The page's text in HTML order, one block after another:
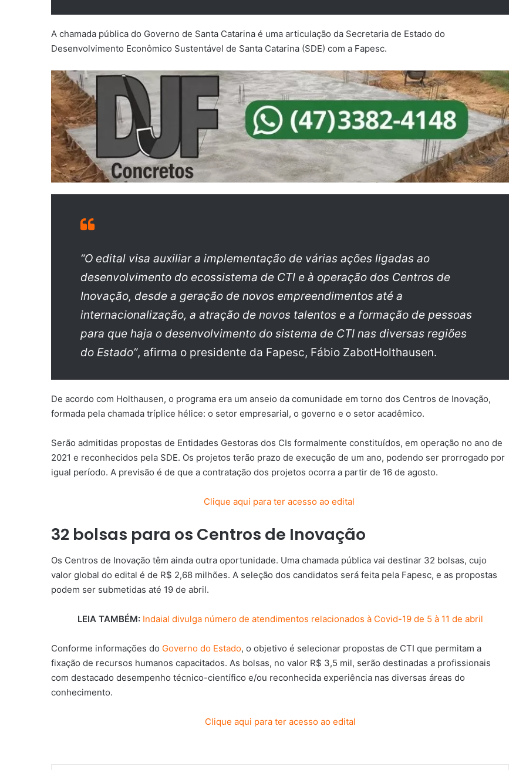
A chamada pública do Governo de Santa Catarina é uma articulação da Secretaria de Estado do
Desenvolvimento Econômico Sustentável de Santa Catarina (SDE) com a Fapesc.
“O edital visa auxiliar a implementação de várias ações ligadas ao
desenvolvimento do ecossistema de CTI e à operação dos Centros de
Inovação, desde a geração de novos empreendimentos até a
internacionalização, a atração de novos talentos e a formação de pessoas
para que haja o desenvolvimento do sistema de CTI nas diversas regiões
do Estado”, afirma o presidente da Fapesc, Fábio ZabotHolthausen.
De acordo com Holthausen, o programa era um anseio da comunidade em torno dos Centros de Inovação,
formada pela chamada tríplice hélice: o setor empresarial, o governo e o setor acadêmico.
Serão admitidas propostas de Entidades Gestoras dos CIs formalmente constituídos, em operação no ano de
2021 e reconhecidos pela SDE. Os projetos terão prazo de execução de um ano, podendo ser prorrogado por
igual período. A previsão é de que a contratação dos projetos ocorra a partir de 16 de agosto.
Clique aqui para ter acesso ao edital
32 bolsas para os Centros de Inovação
Os Centros de Inovação têm ainda outra oportunidade. Uma chamada pública vai destinar 32 bolsas, cujo
valor global do edital é de R$ 2,68 milhões. A seleção dos candidatos será feita pela Fapesc, e as propostas
podem ser submetidas até 19 de abril.
LEIA TAMBÉM: Indaial divulga número de atendimentos relacionados à Covid-19 de 5 à 11 de abril
Conforme informações do Governo do Estado, o objetivo é selecionar propostas de CTI que permitam a
fixação de recursos humanos capacitados. As bolsas, no valor R$ 3,5 mil, serão destinadas a profissionais
com destacado desempenho técnico-científico e/ou reconhecida experiência nas diversas áreas do
conhecimento.
Clique aqui para ter acesso ao edital